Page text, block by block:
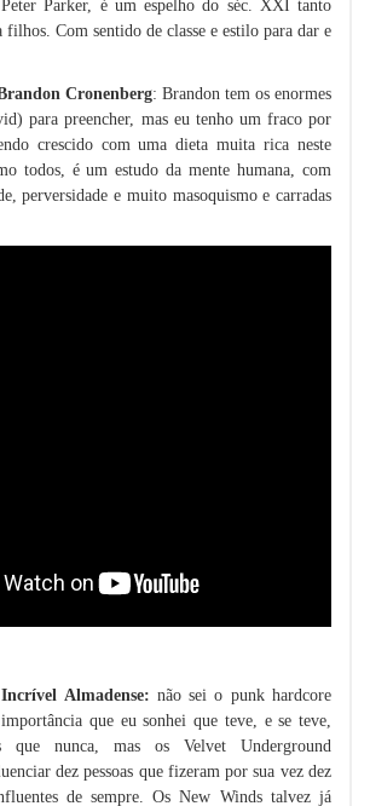
Parker, é um espelho do séc. XXI tanto
filhos. Com sentido de classe e estilo para dar e
Cronenberg: Brandon tem os enormes
para preencher, mas eu tenho um fraco por
crescido com uma dieta muita rica neste
todos, é um estudo da mente humana, com
perversidade e muito masoquismo e carradas
Almadense: não sei o punk hardcore
que eu sonhei que teve, e se teve,
que nunca, mas os Velvet Underground
dez pessoas que fizeram por sua vez dez
de sempre. Os New Winds talvez já